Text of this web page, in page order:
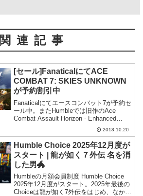
関連記事
[セール]FanaticalにてACE
COMBAT 7: SKIES UNKNOWN
が予約割引中
Fanaticalにてエースコンバット7が予約セ
ール中。またHumbleでは旧作のAce
Combat Assault Horizon - Enhanced
Editionが期間限定75%OFFとなっていま
2018.10.20
Humble Choice 2025年12月度が
スタート | 龍が如く７外伝 名を消
した男🐲
Humbleの月額会員制度 Humble Choice
2025年12月度がスタート。2025年最後の
Choiceは龍が如く7外伝をはじめ、なかな